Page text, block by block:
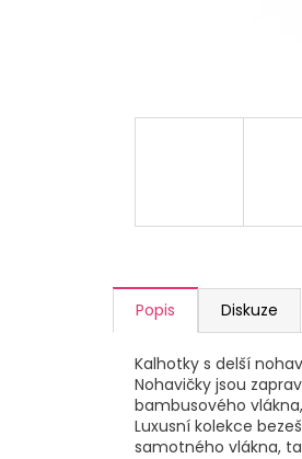
Popis Diskuze
Kalhotky s delší
Nohavičky jsou
bambusového
Luxusní kolekce
samotného vlákna,